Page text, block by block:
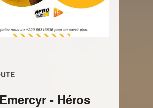
Emercyr - Héros